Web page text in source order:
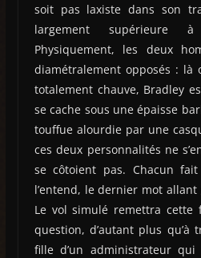
soit pas laxiste dans son
largement supérieure
Physiquement, les deux
diamétralement opposés : là
totalement chauve, Bradley
se cache sous une épaisse
touffue alourdie par une
ces deux personnalités ne
se côtoient pas. Chacun
l’entend, le dernier mot
Le vol simulé remettra cette
question, d’autant plus qu’à
fille d’un administrateur